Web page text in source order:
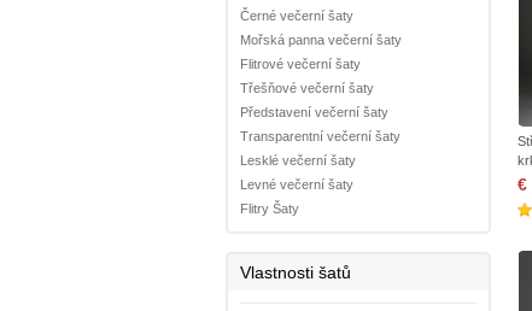
Černé večerní šaty
Mořská panna večerní šaty
Flitrové večerní šaty
Třešňové večerní šaty
Představení večerní šaty
Transparentní večerní šaty
Lesklé večerní šaty
Levné večerní šaty
Flitry Šaty
Vlastnosti šatů
€